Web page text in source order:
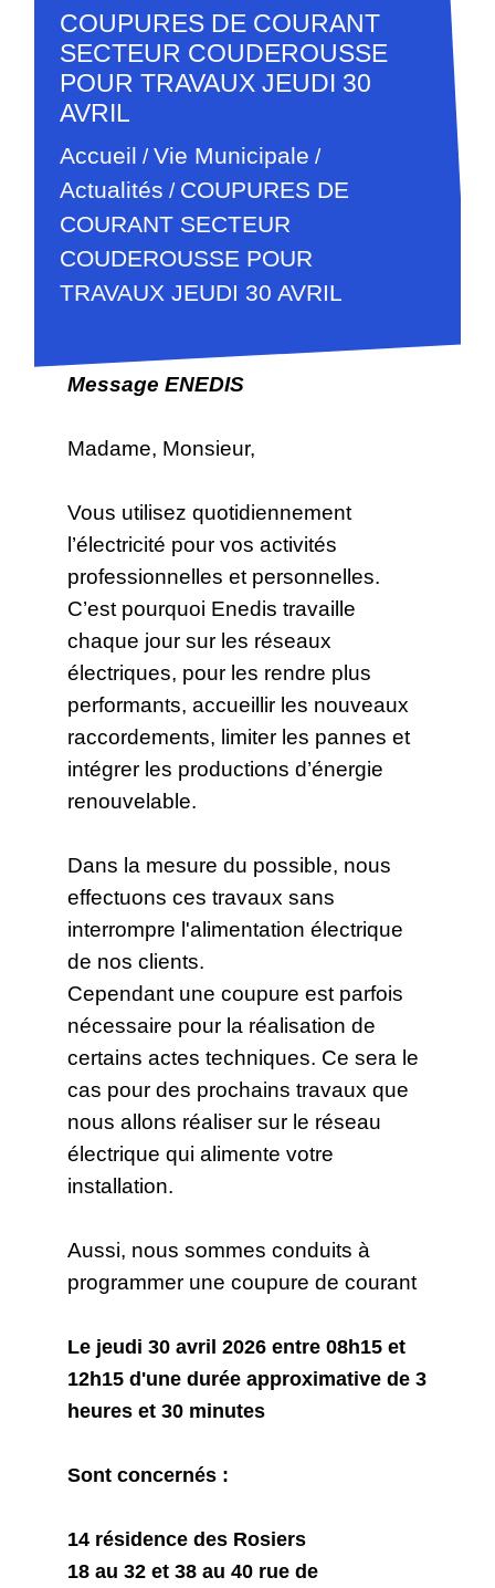
COUPURES DE COURANT
SECTEUR COUDEROUSSE
POUR TRAVAUX JEUDI 30
AVRIL
Accueil /Vie Municipale /
Actualités / COUPURES DE
COURANT SECTEUR
COUDEROUSSE POUR
TRAVAUX JEUDI 30 AVRIL
Message ENEDIS
Madame, Monsieur,
Vous utilisez quotidiennement
l’électricité pour vos activités
professionnelles et personnelles.
C’est pourquoi Enedis travaille
chaque jour sur les réseaux
électriques, pour les rendre plus
performants, accueillir les nouveaux
raccordements, limiter les pannes et
intégrer les productions d’énergie
renouvelable.
Dans la mesure du possible, nous
effectuons ces travaux sans
interrompre l'alimentation électrique
de nos clients.
Cependant une coupure est parfois
nécessaire pour la réalisation de
certains actes techniques. Ce sera le
cas pour des prochains travaux que
nous allons réaliser sur le réseau
électrique qui alimente votre
installation.
Aussi, nous sommes conduits à
programmer une coupure de courant
Le jeudi 30 avril 2026 entre 08h15 et
12h15 d'une durée approximative de 3
heures et 30 minutes
Sont concernés :
14 résidence des Rosiers
18 au 32 et 38 au 40 rue de